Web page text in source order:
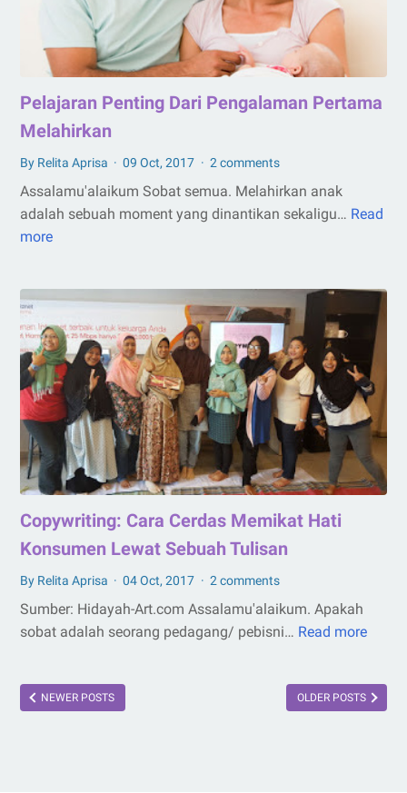
Pelajaran Penting Dari Pengalaman Pertama
Melahirkan
By Relita Aprisa 09 Oct, 2017 2 comments
Assalamu'alaikum Sobat semua. Melahirkan anak
adalah sebuah moment yang dinantikan sekaligu… Read
more
Pelajaran
Pertama
Melahirkan
Copywriting: Cara Cerdas Memikat Hati
Konsumen Lewat Sebuah Tulisan
By Relita Aprisa 04 Oct, 2017 2 comments
Sumber: Hidayah-Art.com Assalamu'alaikum. Apakah
sobat adalah seorang pedagang/ pebisni… Read more
NEWER POSTS OLDER POSTS